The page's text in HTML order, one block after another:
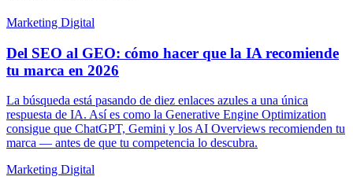
Marketing Digital
Del SEO al GEO: cómo hacer que la IA recomiende
tu marca en 2026
La búsqueda está pasando de diez enlaces azules a una única
respuesta de IA. Así es como la Generative Engine Optimization
consigue que ChatGPT, Gemini y los AI Overviews recomienden tu
marca — antes de que tu competencia lo descubra.
Marketing Digital